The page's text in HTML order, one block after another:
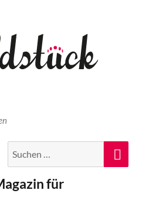
nach:
für